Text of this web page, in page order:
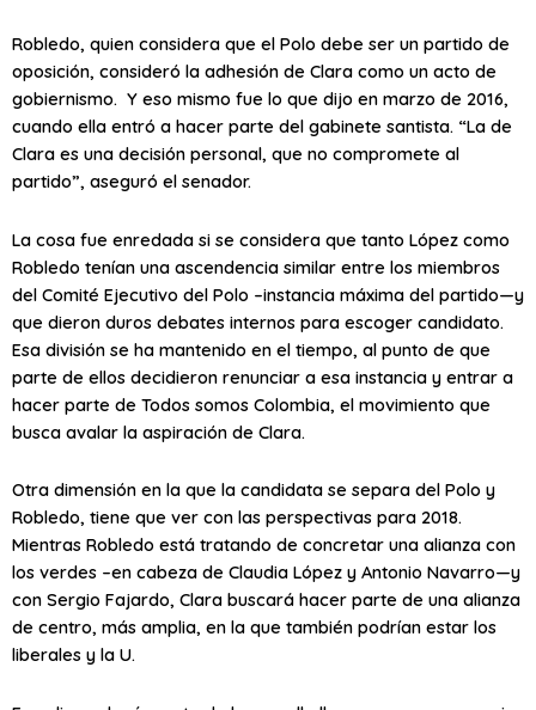
Robledo, quien considera que el Polo debe ser un partido de
oposición, consideró la adhesión de Clara como un acto de
gobiernismo. Y eso mismo fue lo que dijo en marzo de 2016,
cuando ella entró a hacer parte del gabinete santista. “La de
Clara es una decisión personal, que no compromete al
partido”, aseguró el senador.
La cosa fue enredada si se considera que tanto López como
Robledo tenían una ascendencia similar entre los miembros
del Comité Ejecutivo del Polo –instancia máxima del partido—y
que dieron duros debates internos para escoger candidato.
Esa división se ha mantenido en el tiempo, al punto de que
parte de ellos decidieron renunciar a esa instancia y entrar a
hacer parte de Todos somos Colombia, el movimiento que
busca avalar la aspiración de Clara.
Otra dimensión en la que la candidata se separa del Polo y
Robledo, tiene que ver con las perspectivas para 2018.
Mientras Robledo está tratando de concretar una alianza con
los verdes –en cabeza de Claudia López y Antonio Navarro—y
con Sergio Fajardo, Clara buscará hacer parte de una alianza
de centro, más amplia, en la que también podrían estar los
liberales y la U.